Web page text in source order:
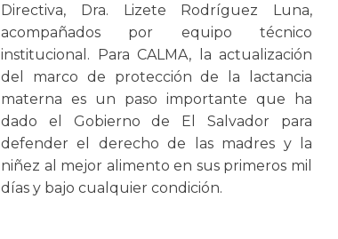
Directiva, Dra. Lizete Rodríguez Luna,
acompañados por equipo técnico
institucional. Para CALMA, la actualización
del marco de protección de la lactancia
materna es un paso importante que ha
dado el Gobierno de El Salvador para
defender el derecho de las madres y la
niñez al mejor alimento en sus primeros mil
días y bajo cualquier condición.